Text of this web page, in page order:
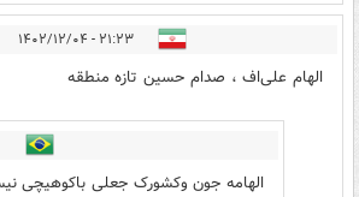
۲۱:۲۳ - ۱۴۰۲/۱۲/۰۴
الهام علی‌اف ، صدام حسین تازه منطقه
الهامه جون وکشورک جعلی باکوهیچی